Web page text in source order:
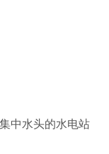
中水头的水电站